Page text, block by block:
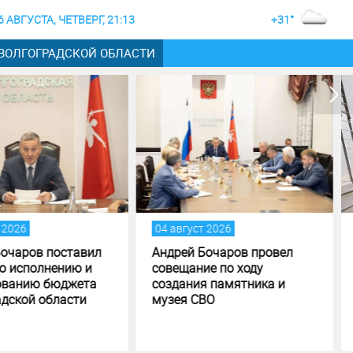
АВГУСТА, ЧЕТВЕРГ, 21:13 +31°
ОБЛАСТИ
2026
Бочаров провел
по ходу
памятника и
СВО
04 август 2026
Строительство музея
специальной военной
операции в Волгограде - на
финишной прямой